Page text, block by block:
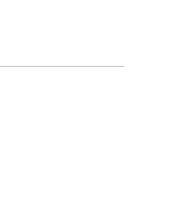
la pagina